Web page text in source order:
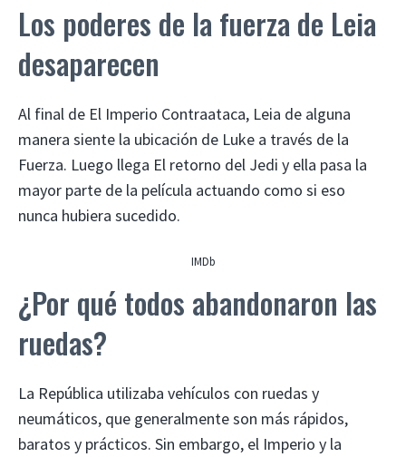
Los poderes de la fuerza de Leia
desaparecen
Al final de El Imperio Contraataca, Leia de alguna
manera siente la ubicación de Luke a través de la
Fuerza. Luego llega El retorno del Jedi y ella pasa la
mayor parte de la película actuando como si eso
nunca hubiera sucedido.
IMDb
¿Por qué todos abandonaron las
ruedas?
La República utilizaba vehículos con ruedas y
neumáticos, que generalmente son más rápidos,
baratos y prácticos. Sin embargo, el Imperio y la